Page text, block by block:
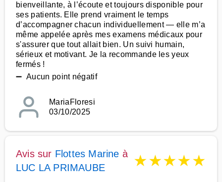
bienveillante, à l’écoute et toujours disponible pour
ses patients. Elle prend vraiment le temps
d’accompagner chacun individuellement — elle m’a
même appelée après mes examens médicaux pour
s'assurer que tout allait bien. Un suivi humain,
sérieux et motivant. Je la recommande les yeux
fermés !
➖ Aucun point négatif
MariaFloresi
03/10/2025
Avis sur Flottes Marine à
LUC LA PRIMAUBE
★★★★★